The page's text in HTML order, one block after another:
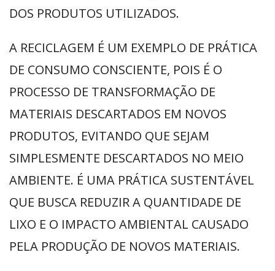
DOS PRODUTOS UTILIZADOS.
A RECICLAGEM É UM EXEMPLO DE PRÁTICA
DE CONSUMO CONSCIENTE, POIS É O
PROCESSO DE TRANSFORMAÇÃO DE
MATERIAIS DESCARTADOS EM NOVOS
PRODUTOS, EVITANDO QUE SEJAM
SIMPLESMENTE DESCARTADOS NO MEIO
AMBIENTE. É UMA PRÁTICA SUSTENTÁVEL
QUE BUSCA REDUZIR A QUANTIDADE DE
LIXO E O IMPACTO AMBIENTAL CAUSADO
PELA PRODUÇÃO DE NOVOS MATERIAIS.